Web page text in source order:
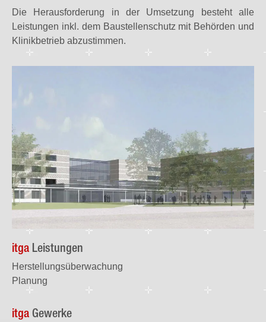
itga Leistungen
Herstellungsüberwachung
Planung
itga Gewerke
Die Herausforderung in der Umsetzung besteht alle
Leistungen inkl. dem Baustellenschutz mit Behörden und
Klinikbetrieb abzustimmen.